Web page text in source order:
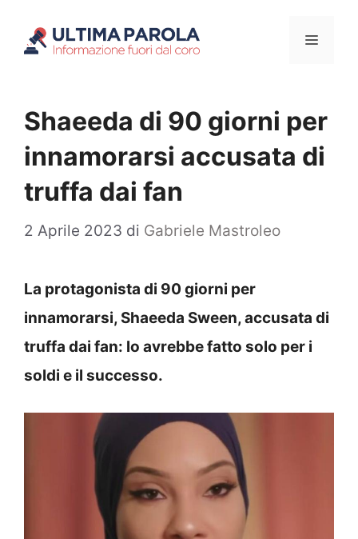
Menu
Shaeeda di 90 giorni per
innamorarsi accusata di
truffa dai fan
2 Aprile 2023 di Gabriele Mastroleo
La protagonista di 90 giorni per
innamorarsi, Shaeeda Sween, accusata di
truffa dai fan: lo avrebbe fatto solo per i
soldi e il successo.